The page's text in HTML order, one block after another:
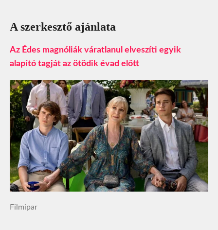
A szerkesztő ajánlata
Az Édes magnóliák váratlanul elveszíti egyik
alapító tagját az ötödik évad előtt
Filmipar